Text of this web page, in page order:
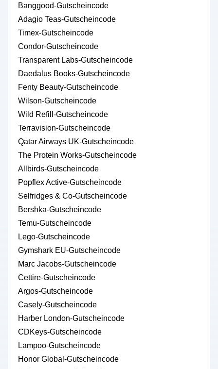
Banggood-Gutscheincode
Adagio Teas-Gutscheincode
Timex-Gutscheincode
Condor-Gutscheincode
Transparent Labs-Gutscheincode
Daedalus Books-Gutscheincode
Fenty Beauty-Gutscheincode
Wilson-Gutscheincode
Wild Refill-Gutscheincode
Terravision-Gutscheincode
Qatar Airways UK-Gutscheincode
The Protein Works-Gutscheincode
Allbirds-Gutscheincode
Popflex Active-Gutscheincode
Selfridges & Co-Gutscheincode
Bershka-Gutscheincode
Temu-Gutscheincode
Lego-Gutscheincode
Gymshark EU-Gutscheincode
Marc Jacobs-Gutscheincode
Cettire-Gutscheincode
Argos-Gutscheincode
Casely-Gutscheincode
Harber London-Gutscheincode
CDKeys-Gutscheincode
Lampoo-Gutscheincode
Honor Global-Gutscheincode